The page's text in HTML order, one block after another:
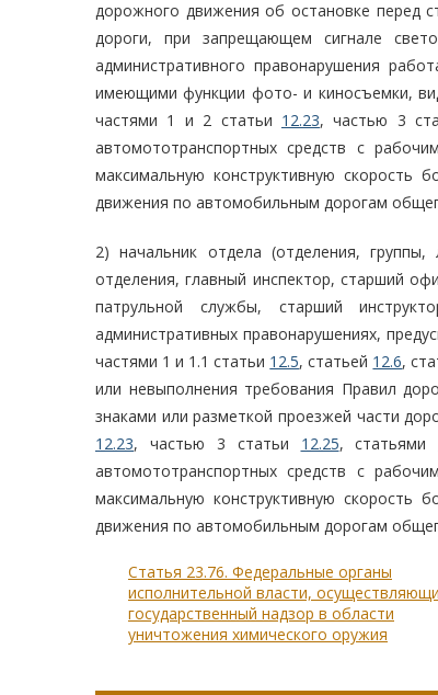
дорожного движения об остановке перед
дороги, при запрещающем сигнале
административного правонарушения
имеющими функции фото- и киносъемки,
частями 1 и 2 статьи 12.23, частью 3
автомототранспортных средств с
максимальную конструктивную скорость
движения по автомобильным дорогам
2) начальник отдела (отделения,
отделения, главный инспектор, старший
патрульной службы, старший
административных правонарушениях,
частями 1 и 1.1 статьи 12.5, статьей 12.6,
или невыполнения требования Правил
знаками или разметкой проезжей части
12.23, частью 3 статьи 12.25, статьями
автомототранспортных средств с
максимальную конструктивную скорость
движения по автомобильным дорогам
Статья 23.76. Федеральные органы
исполнительной власти,
государственный надзор в области
уничтожения химического оружия